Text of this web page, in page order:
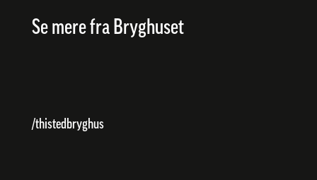
Se mere fra Bryghuset
/thistedbryghus